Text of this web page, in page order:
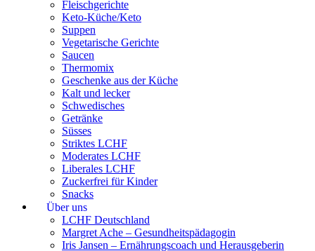
Fleischgerichte
Keto-Küche/Keto
Suppen
Vegetarische Gerichte
Saucen
Thermomix
Geschenke aus der Küche
Kalt und lecker
Schwedisches
Getränke
Süsses
Striktes LCHF
Moderates LCHF
Liberales LCHF
Zuckerfrei für Kinder
Snacks
Über uns
LCHF Deutschland
Margret Ache – Gesundheitspädagogin
Iris Jansen – Ernährungscoach und Herausgeberin